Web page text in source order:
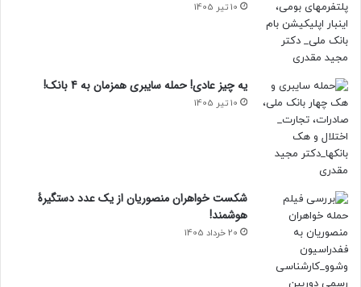
10 تیر 1405
یه چیز عادی! حمله سایبری همزمان به 4 بانک!
10 تیر 1405
شکست خواهران منصوریان از یک عدد دستگیرۀ
هوشمند!
20 خرداد 1405